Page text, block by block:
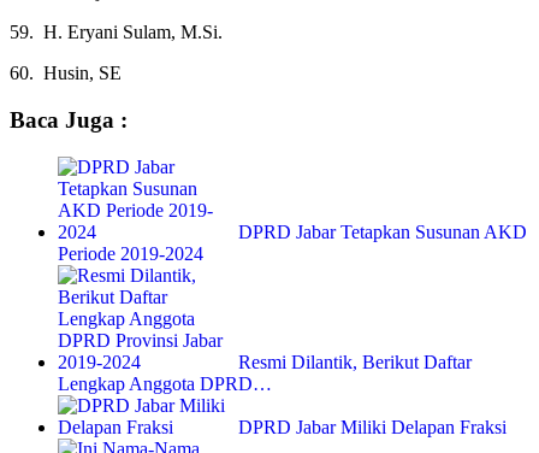
59. H. Eryani Sulam, M.Si.
60. Husin, SE
Baca Juga :
DPRD Jabar Tetapkan Susunan AKD
Periode 2019-2024
Resmi Dilantik, Berikut Daftar
Lengkap Anggota DPRD…
DPRD Jabar Miliki Delapan Fraksi